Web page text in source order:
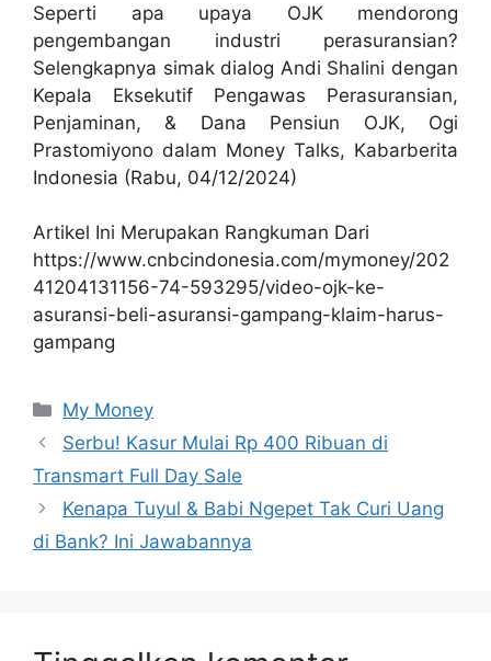
Seperti apa upaya OJK mendorong
pengembangan industri perasuransian?
Selengkapnya simak dialog Andi Shalini dengan
Kepala Eksekutif Pengawas Perasuransian,
Penjaminan, & Dana Pensiun OJK, Ogi
Prastomiyono dalam Money Talks, Kabarberita
Indonesia (Rabu, 04/12/2024)
Artikel Ini Merupakan Rangkuman Dari
https://www.cnbcindonesia.com/mymoney/202
41204131156-74-593295/video-ojk-ke-
asuransi-beli-asuransi-gampang-klaim-harus-
gampang
Kategori
My Money
Serbu! Kasur Mulai Rp 400 Ribuan di
Transmart Full Day Sale
Kenapa Tuyul & Babi Ngepet Tak Curi Uang
di Bank? Ini Jawabannya